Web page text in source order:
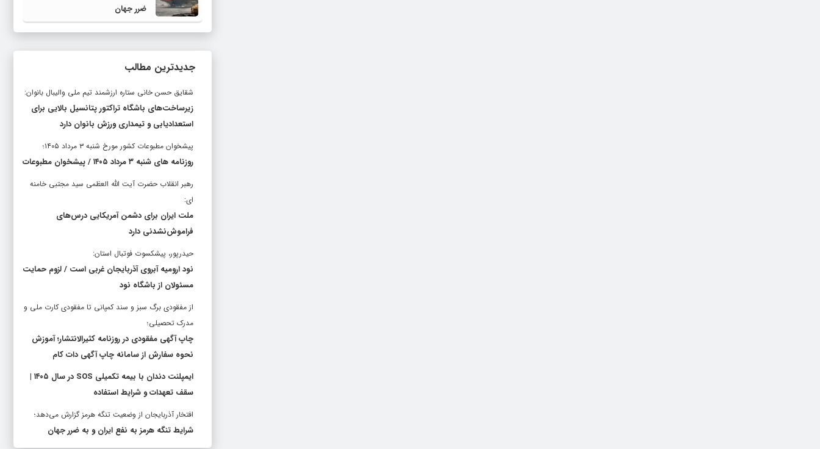
ضرر جهان
جدیدترین مطالب
شقایق حسن خانی ستاره ارزشمند تیم ملی والیبال بانوان:
زیرساخت‌های باشگاه تراکتور پتانسیل بالایی برای
استعدادیابی و تیمداری ورزش بانوان دارد
پیشخوان مطبوعات کشور مورخ شنبه ۳ مرداد ۱۴۰۵؛
روزنامه های شنبه ۳ مرداد ۱۴۰۵ / پیشخوان مطبوعات
رهبر انقلاب حضرت آیت الله العظمی سید مجتبی خامنه
ای:
ملت ایران برای دشمن آمریکایی درس‌های
فراموش‌نشدنی دارد
حیدرپور، پیشکسوت فوتبال استان:
نود ارومیه آبروی آذربایجان غربی است / لزوم حمایت
مسئولان از باشگاه نود
از مفقودی برگ سبز و سند کمپانی تا مفقودی کارت ملی و
مدرک تحصیلی؛
چاپ آگهی مفقودی در روزنامه کثیرالانتشار؛ آموزش
نحوه سفارش از سامانه چاپ آگهی دات کام
ایمپلنت دندان با بیمه تکمیلی SOS در سال ۱۴۰۵ |
سقف تعهدات و شرایط استفاده
افتخار آذربایجان از وضعیت تنگه هرمز گزارش می‌دهد؛
شرایط تنگه هرمز به نفع ایران و به ضرر جهان